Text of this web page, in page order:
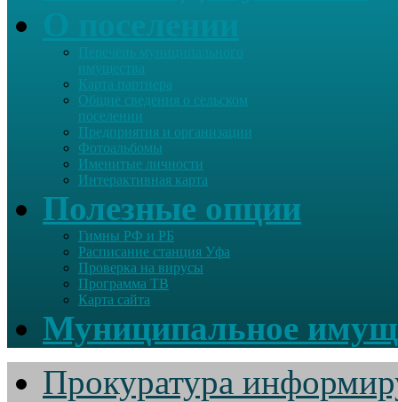
Перечень муниципального
имущества
Карта партнера
Общие сведения о сельском
поселении
Предприятия и организации
Фотоальбомы
Именитые личности
Интерактивная карта
Полезные опции
Гимны РФ и РБ
Расписание станция Уфа
Проверка на вирусы
Программа ТВ
Карта сайта
Муниципальное
Прокуратура